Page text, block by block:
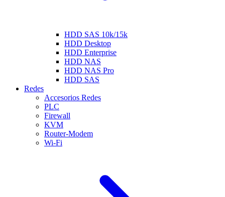
HDD SAS 10k/15k
HDD Desktop
HDD Enterprise
HDD NAS
HDD NAS Pro
HDD SAS
Redes
Accesorios Redes
PLC
Firewall
KVM
Router-Modem
Wi-Fi